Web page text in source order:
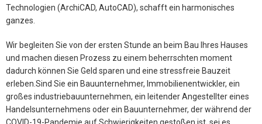
Technologien (ArchiCAD, AutoCAD), schafft ein harmonisches
ganzes.
Wir begleiten Sie von der ersten Stunde an beim Bau Ihres Hauses
und machen diesen Prozess zu einem beherrschten moment
dadurch können Sie Geld sparen und eine stressfreie Bauzeit
erleben.Sind Sie ein Bauunternehmer, Immobilienentwickler, ein
großes industriebauunternehmen, ein leitender Angestellter eines
Handelsunternehmens oder ein Bauunternehmer, der während der
COVID-19-Pandemie auf Schwierigkeiten gestoßen ist, sei es